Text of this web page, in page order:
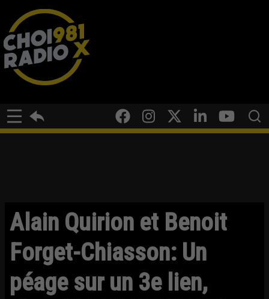
Alain Quirion et Benoit
Forget-Chiasson: Un
péage sur un 3e lien,